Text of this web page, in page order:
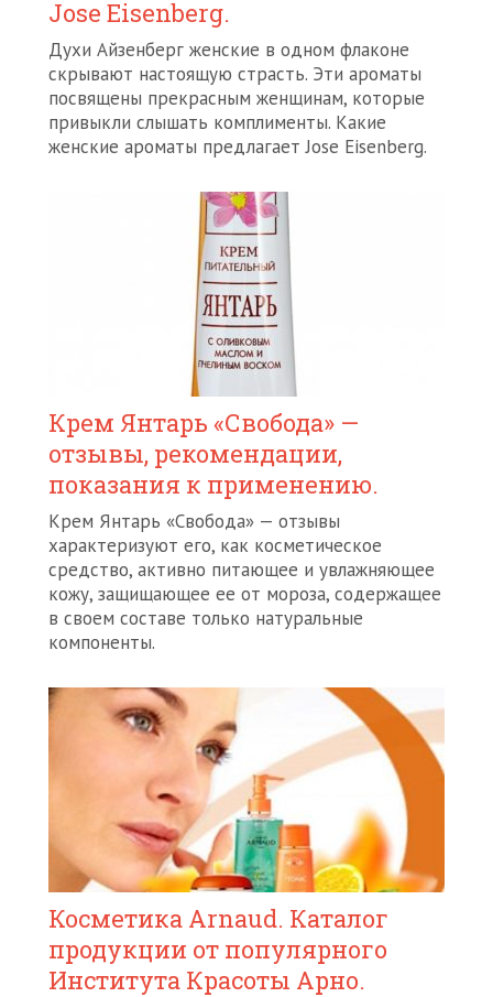
Jose Eisenberg.
Духи Айзенберг женские в одном флаконе
скрывают настоящую страсть. Эти ароматы
посвящены прекрасным женщинам, которые
привыкли слышать комплименты. Какие
женские ароматы предлагает Jose Eisenberg.
Крем Янтарь «Свобода» —
отзывы, рекомендации,
показания к применению.
Крем Янтарь «Свобода» — отзывы
характеризуют его, как косметическое
средство, активно питающее и увлажняющее
кожу, защищающее ее от мороза, содержащее
в своем составе только натуральные
компоненты.
Косметика Arnaud. Каталог
продукции от популярного
Института Красоты Арно.